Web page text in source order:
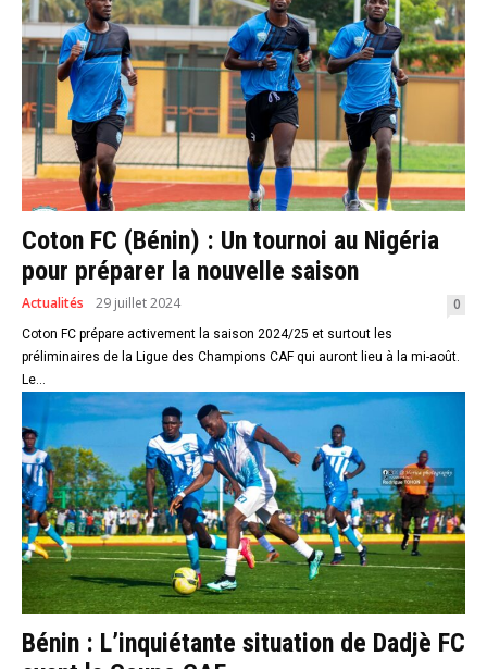
Coton FC (Bénin) : Un tournoi au Nigéria
pour préparer la nouvelle saison
Actualités 29 juillet 2024 0
Coton FC prépare activement la saison 2024/25 et surtout les
préliminaires de la Ligue des Champions CAF qui auront lieu à la mi-août.
Le...
Bénin : L’inquiétante situation de Dadjè FC